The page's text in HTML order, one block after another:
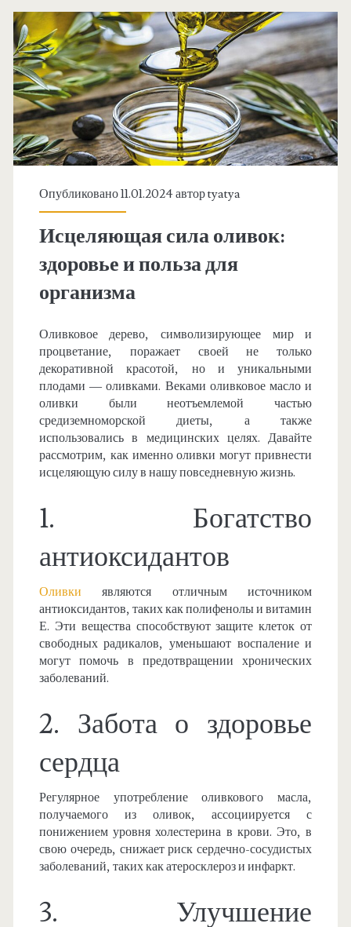
Опубликовано 11.01.2024 авторtyatya
Исцеляющая сила оливок:
здоровье и польза для
организма
Оливковое дерево, символизирующее мир и
процветание, поражает своей не только
декоративной красотой, но и уникальными
плодами — оливками. Веками оливковое масло и
оливки были неотъемлемой частью
средиземноморской диеты, а также
использовались в медицинских целях. Давайте
рассмотрим, как именно оливки могут привнести
исцеляющую силу в нашу повседневную жизнь.
1. Богатство
антиоксидантов
Оливки являются отличным источником
антиоксидантов, таких как полифенолы и витамин
Е. Эти вещества способствуют защите клеток от
свободных радикалов, уменьшают воспаление и
могут помочь в предотвращении хронических
заболеваний.
2. Забота о здоровье
сердца
Регулярное употребление оливкового масла,
получаемого из оливок, ассоциируется с
понижением уровня холестерина в крови. Это, в
свою очередь, снижает риск сердечно-сосудистых
заболеваний, таких как атеросклероз и инфаркт.
3. Улучшение